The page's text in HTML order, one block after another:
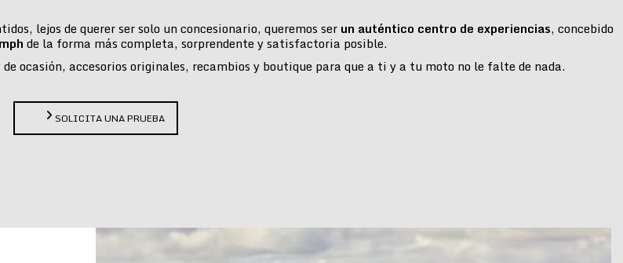
lejos de querer ser solo un concesionario, queremos ser un auténtico centro de experiencias, concebido
de la forma más completa, sorprendente y satisfactoria posible.
ocasión, accesorios originales, recambios y boutique para que a ti y a tu moto no le falte de nada.
SOLICITA UNA PRUEBA